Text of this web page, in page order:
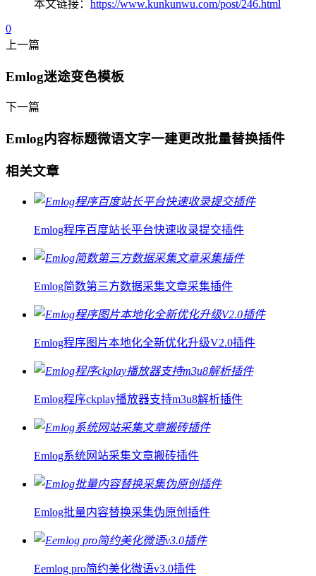
本文链接： https://www.kunkunwu.com/post/246.html
0
上一篇
Emlog迷途变色模板
下一篇
Emlog内容标题微语文字一建更改批量替换插件
相关文章
Emlog程序百度站长平台快速收录提交插件
Emlog简数第三方数据采集文章采集插件
Emlog程序图片本地化全新优化升级V2.0插件
Emlog程序ckplay播放器支持m3u8解析插件
Emlog系统网站采集文章搬砖插件
Emlog批量内容替换采集伪原创插件
Eemlog pro简约美化微语v3.0插件